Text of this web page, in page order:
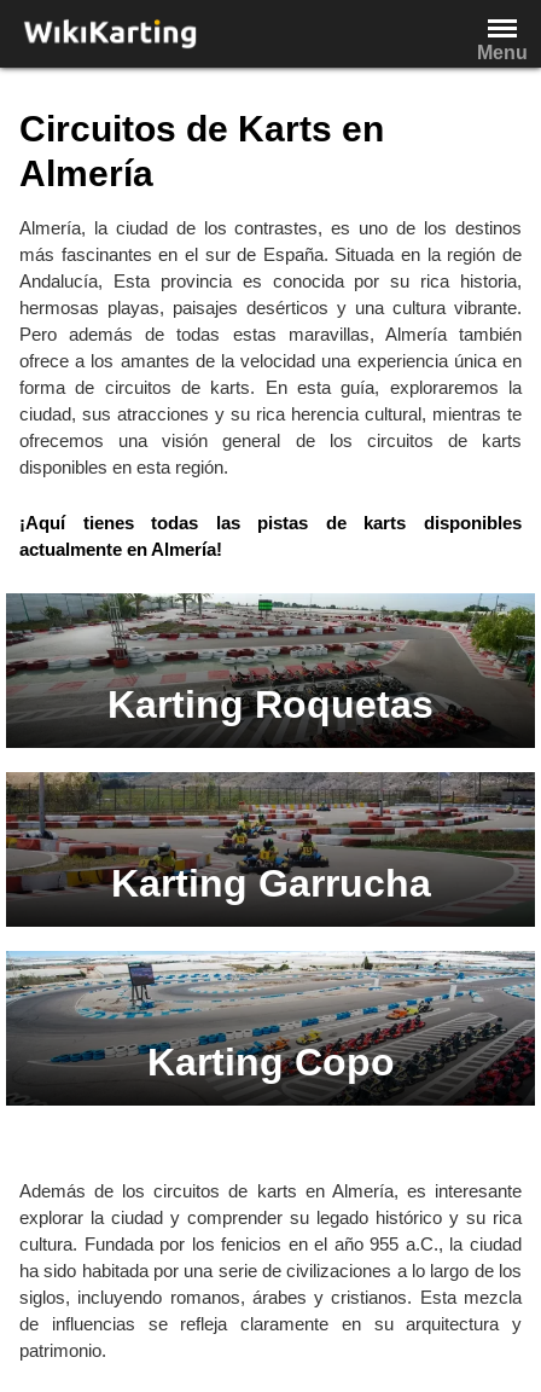
contenido
Menu
Circuitos de Karts en
Almería
Almería, la ciudad de los contrastes, es uno de los destinos
más fascinantes en el sur de España. Situada en la región de
Andalucía, Esta provincia es conocida por su rica historia,
hermosas playas, paisajes desérticos y una cultura vibrante.
Pero además de todas estas maravillas, Almería también
ofrece a los amantes de la velocidad una experiencia única en
forma de circuitos de karts. En esta guía, exploraremos la
ciudad, sus atracciones y su rica herencia cultural, mientras te
ofrecemos una visión general de los circuitos de karts
disponibles en esta región.
¡Aquí tienes todas las pistas de karts disponibles
actualmente en Almería!
Karting Roquetas
Karting Garrucha
Karting Copo
Además de los circuitos de karts en Almería, es interesante
explorar la ciudad y comprender su legado histórico y su rica
cultura. Fundada por los fenicios en el año 955 a.C., la ciudad
ha sido habitada por una serie de civilizaciones a lo largo de los
siglos, incluyendo romanos, árabes y cristianos. Esta mezcla
de influencias se refleja claramente en su arquitectura y
patrimonio.